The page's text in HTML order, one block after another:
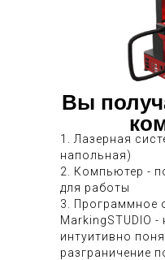
1. Лазерная
напольная)
2. Компьютер -
для работы
3. Программное
MarkingSTUDIO -
интуитивно
разграничение
Вы